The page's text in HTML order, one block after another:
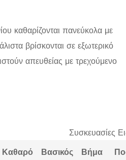
καθαρίζονται πανεύκολα με
βρίσκονται σε εξωτερικό
απευθείας με τρεχούμενο
Συσκευασίες
Καθαρό
Βασικός
Βήμα